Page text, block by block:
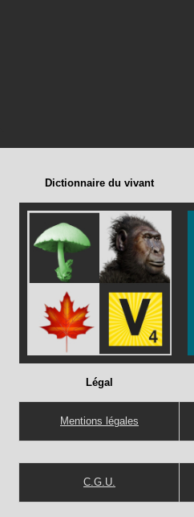
Dictionnaire du vivant
Légal
Mentions légales
C.G.U.